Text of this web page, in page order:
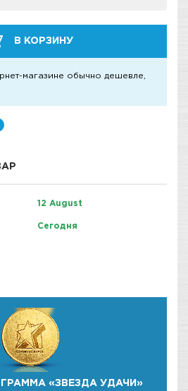
В КОРЗИНУ
магазине обычно дешевле,
12 August
Сегодня
«ЗВЕЗДА УДАЧИ»